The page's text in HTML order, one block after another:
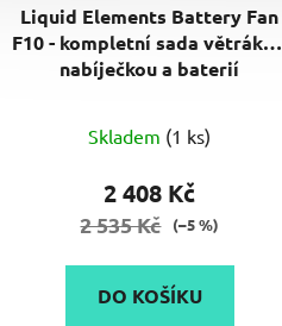
Liquid Elements Battery Fan
F10 - kompletní sada větráku s
nabíječkou a baterií
Skladem (1 ks)
2 408 Kč
2 535 Kč (–5 %)
DO KOŠÍKU